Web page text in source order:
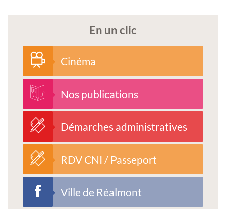
En un clic
Cinéma
Nos publications
Démarches administratives
RDV CNI / Passeport
Ville de Réalmont